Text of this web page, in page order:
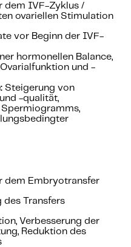
dem IVF-Zyklus /
ovariellen Stimulation
vor Beginn der IVF-
hormonellen Balance,
und -
Steigerung von
-qualität,
dem Embryotransfer
des Transfers
Verbesserung der
Reduktion des